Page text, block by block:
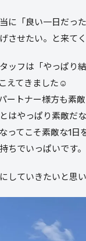
に「良い一日だっ
させたい。と来て
ッフは「やっぱり
えてきました☺️
ートナー様方も素
はやっぱり素敵だな
ってこそ素敵な1日
ちでいっぱいです。
していきたいと思